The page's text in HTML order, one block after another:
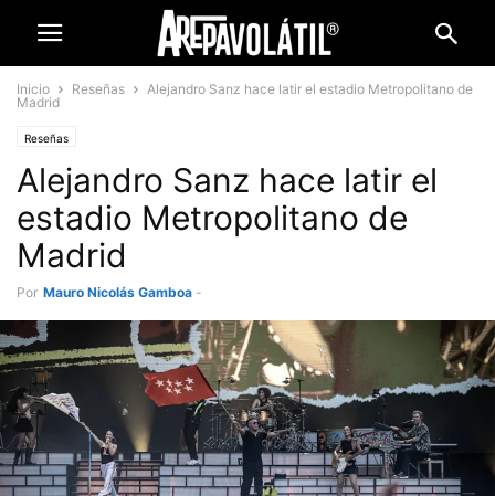
Inicio Reseñas
Alejandro Sanz hace latir el estadio Metropolitano de
Madrid
Reseñas
Alejandro Sanz hace latir el
estadio Metropolitano de
Madrid
Por Mauro Nicolás Gamboa -